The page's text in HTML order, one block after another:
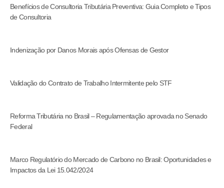
Benefícios de Consultoria Tributária Preventiva: Guia Completo e Tipos
de Consultoria
Indenização por Danos Morais após Ofensas de Gestor
Validação do Contrato de Trabalho Intermitente pelo STF
Reforma Tributária no Brasil – Regulamentação aprovada no Senado
Federal
Marco Regulatório do Mercado de Carbono no Brasil: Oportunidades e
Impactos da Lei 15.042/2024